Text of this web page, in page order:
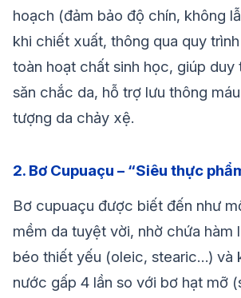
hoạch (đảm bảo độ chín, không
khi chiết xuất, thông qua quy
toàn hoạt chất sinh học, giúp duy
săn chắc da, hỗ trợ lưu thông
tượng da chảy xệ.
2. Bơ Cupuaçu – “Siêu thực
Bơ cupuaçu được biết đến như
mềm da tuyệt vời, nhờ chứa hàm
béo thiết yếu (oleic, stearic…) và
nước gấp 4 lần so với bơ hạt mỡ